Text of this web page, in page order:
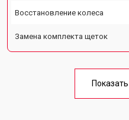
Восстановление колеса
Замена комплекта щеток